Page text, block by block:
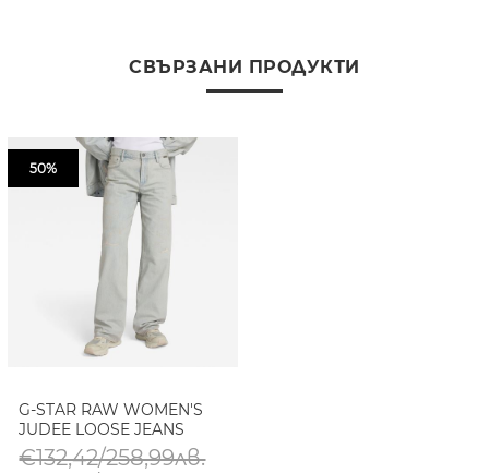
СВЪРЗАНИ ПРОДУКТИ
50%
G-STAR RAW WOMEN'S
JUDEE LOOSE JEANS
€132,42/258,99лв.